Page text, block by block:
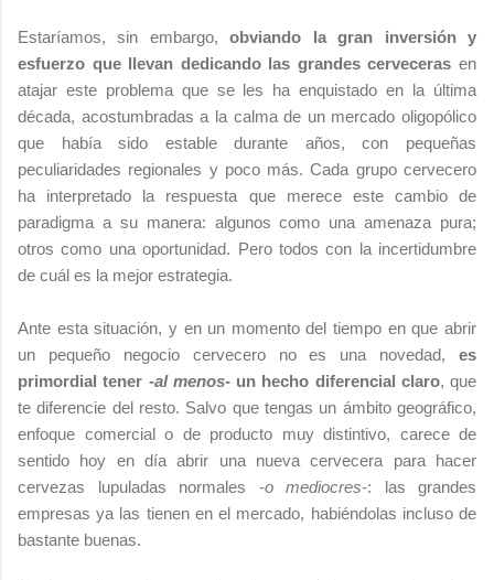
Estaríamos, sin embargo,obviando la gran inversión y
esfuerzo que llevan dedicando las grandes cerveceras en
atajar este problema que se les ha enquistado en la última
década, acostumbradas a la calma de un mercado oligopólico
que había sido estable durante años, con pequeñas
peculiaridades regionales y poco más. Cada grupo cervecero
ha interpretado la respuesta que merece este cambio de
paradigma a su manera: algunos como una amenaza pura;
otros como una oportunidad. Pero todos con la incertidumbre
de cuál es la mejor estrategia.
Ante esta situación, y en un momento del tiempo en que abrir
un pequeño negocio cervecero no es una novedad, es
primordial tener -al menos- un hecho diferencial claro, que
te diferencie del resto. Salvo que tengas un ámbito geográfico,
enfoque comercial o de producto muy distintivo, carece de
sentido hoy en día abrir una nueva cervecera para hacer
cervezas lupuladas normales -o mediocres-: las grandes
empresas ya las tienen en el mercado, habiéndolas incluso de
bastante buenas.